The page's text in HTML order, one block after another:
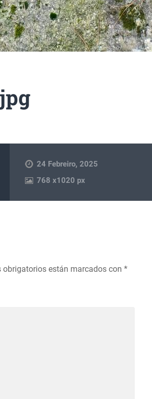
24 Febreiro, 2025
768x1020 px
obrigatorios están marcados con *